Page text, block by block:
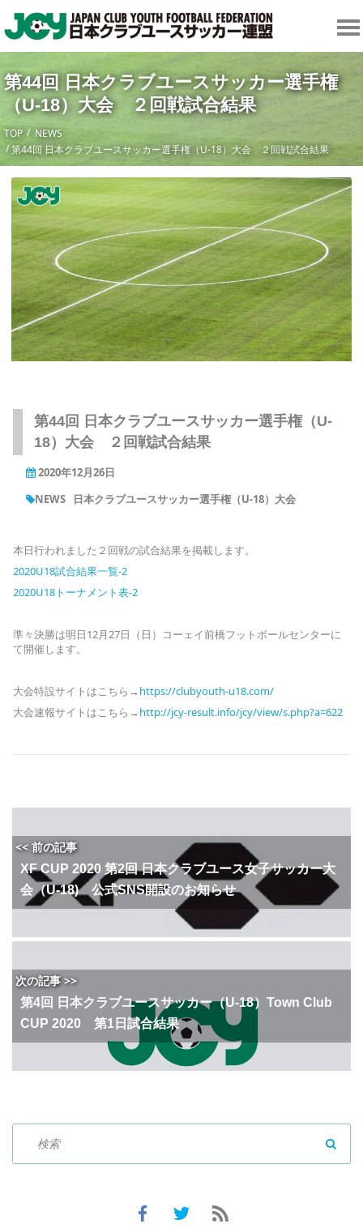
第44回 日本クラブユースサッカー選手権
（U-18）大会 ２回戦試合結果
TOP
NEWS
第44回 日本クラブユースサッカー選手権（U-18）大会 ２回戦試合結果
第44回 日本クラブユースサッカー選手権（U-
18）大会 ２回戦試合結果
2020年12月26日
NEWS
日本クラブユースサッカー選手権（U-18）大会
本日行われました２回戦の試合結果を掲載します。
2020U18試合結果一覧-2
2020U18トーナメント表-2
準々決勝は明日12月27日（日）コーェイ前橋フットボールセンターに
て開催します。
大会特設サイトはこちら→ https://clubyouth-u18.com/
大会速報サイトはこちら→ http://jcy-result.info/jcy/view/s.php?a=622
<< 前の記事
XF CUP 2020 第2回 日本クラブユース女子サッカー大
会（U-18) 公式SNS開設のお知らせ
次の記事 >>
第4回 日本クラブユースサッカー（U-18）Town Club
CUP 2020 第1日試合結果